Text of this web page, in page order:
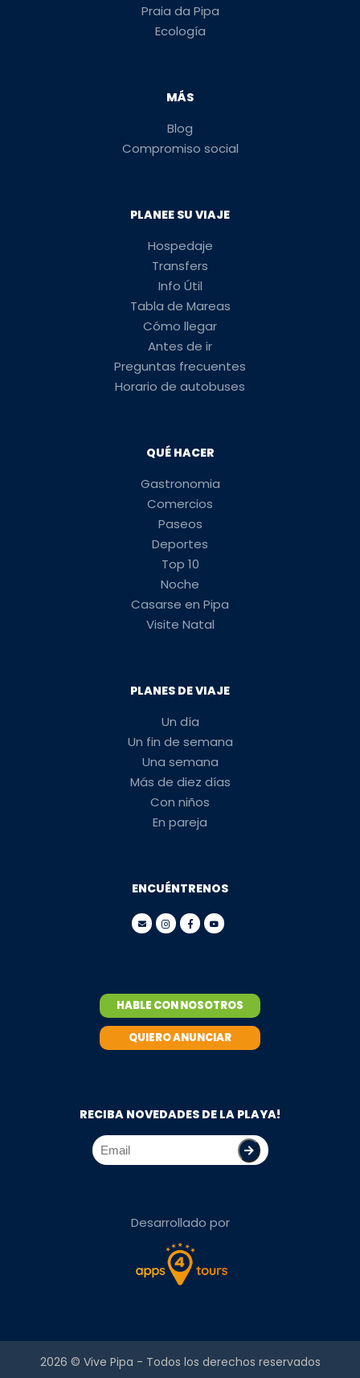
Praia da Pipa
Ecología
MÁS
Blog
Compromiso social
PLANEE SU VIAJE
Hospedaje
Transfers
Info Útil
Tabla de Mareas
Cómo llegar
Antes de ir
Preguntas frecuentes
Horario de autobuses
QUÉ HACER
Gastronomia
Comercios
Paseos
Deportes
Top 10
Noche
Casarse en Pipa
Visite Natal
PLANES DE VIAJE
Un día
Un fin de semana
Una semana
Más de diez días
Con niños
En pareja
ENCUÉNTRENOS
HABLE CON NOSOTROS
QUIERO ANUNCIAR
RECIBA NOVEDADES DE LA PLAYA!
Desarrollado por
2026 © Vive Pipa - Todos los derechos reservados